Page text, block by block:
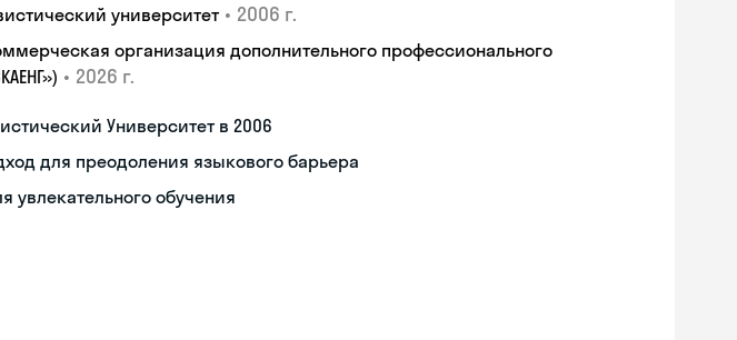
университет • 2006 г.
организация дополнительного профессионального
• 2026 г.
Университет в 2006
для преодоления языкового барьера
увлекательного обучения